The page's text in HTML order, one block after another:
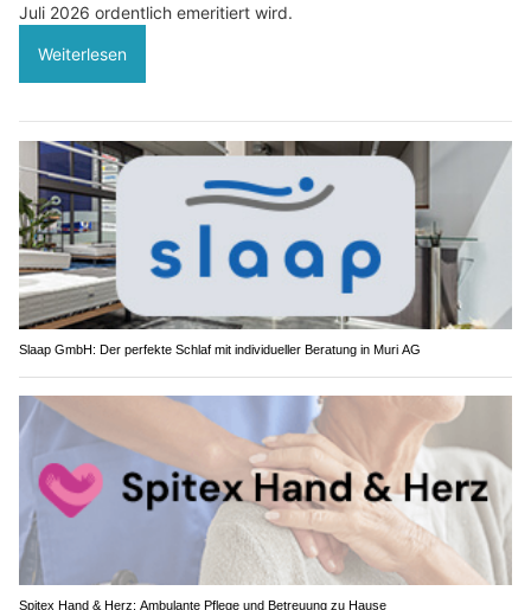
Juli 2026 ordentlich emeritiert wird.
Weiterlesen
Slaap GmbH: Der perfekte Schlaf mit individueller Beratung in Muri AG
Spitex Hand & Herz: Ambulante Pflege und Betreuung zu Hause